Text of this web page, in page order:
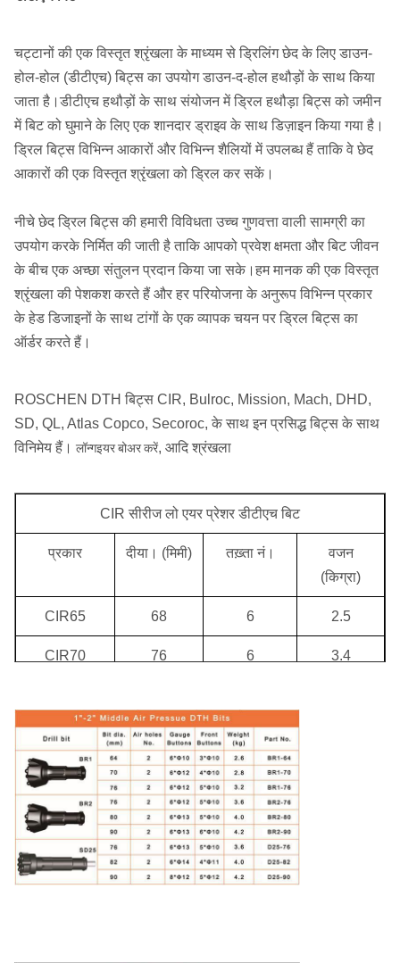
चट्टानों की एक विस्तृत श्रृंखला के माध्यम से ड्रिलिंग छेद के लिए डाउन-
होल-होल (डीटीएच) बिट्स का उपयोग डाउन-द-होल हथौड़ों के साथ किया
जाता है।डीटीएच हथौड़ों के साथ संयोजन में ड्रिल हथौड़ा बिट्स को जमीन
में बिट को घुमाने के लिए एक शानदार ड्राइव के साथ डिज़ाइन किया गया है।
ड्रिल बिट्स विभिन्न आकारों और विभिन्न शैलियों में उपलब्ध हैं ताकि वे छेद
आकारों की एक विस्तृत श्रृंखला को ड्रिल कर सकें।
नीचे छेद ड्रिल बिट्स की हमारी विविधता उच्च गुणवत्ता वाली सामग्री का
उपयोग करके निर्मित की जाती है ताकि आपको प्रवेश क्षमता और बिट जीवन
के बीच एक अच्छा संतुलन प्रदान किया जा सके।हम मानक की एक विस्तृत
श्रृंखला की पेशकश करते हैं और हर परियोजना के अनुरूप विभिन्न प्रकार
के हेड डिजाइनों के साथ टांगों के एक व्यापक चयन पर ड्रिल बिट्स का
ऑर्डर करते हैं।
ROSCHEN DTH बिट्स CIR, Bulroc, Mission, Mach, DHD,
SD, QL, Atlas Copco, Secoroc, के साथ इन प्रसिद्ध बिट्स के साथ
विनिमेय हैं। लॉन्गइयर बोअर करें, आदि श्रंखला
CIR सीरीज लो एयर प्रेशर डीटीएच बिट
प्रकार दीया। (मिमी) तख़्ता नं।
वजन
(किग्रा)
CIR65 68 6 2.5
CIR70 76 6 3.4
CIR90 90 6
CIR90 100
CIR90 130 6
CIR110 110 6